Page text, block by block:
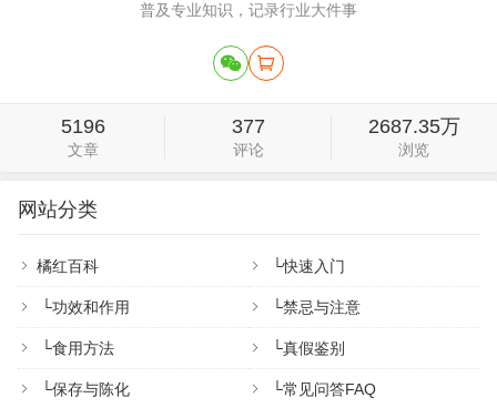
普及专业知识，记录行业大件事
5196
文章
377
评论
2687.35万
浏览
网站分类
橘红百科 └快速入门
└功效和作用 └禁忌与注意
└食用方法 └真假鉴别
└保存与陈化 └常见问答FAQ